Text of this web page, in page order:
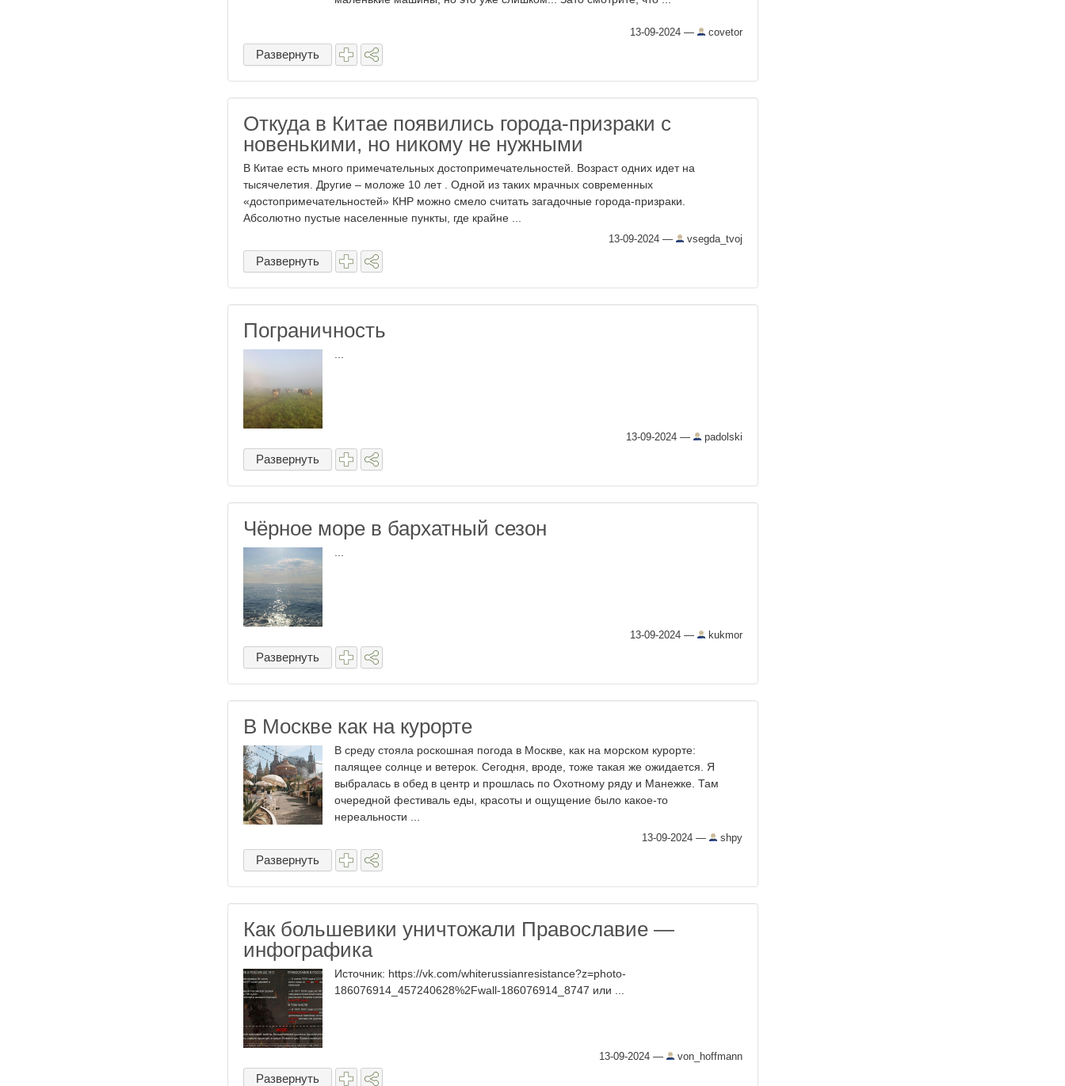
13-09-2024 — covetor
Развернуть
Откуда в Китае появились города-призраки с
новенькими, но никому не нужными
В Китае есть много примечательных достопримечательностей. Возраст одних идет на
тысячелетия. Другие – моложе 10 лет . Одной из таких мрачных современных
«достопримечательностей» КНР можно смело считать загадочные города-призраки.
Абсолютно пустые населенные пункты, где крайне ...
13-09-2024 — vsegda_tvoj
Развернуть
Пограничность
13-09-2024 — padolski
Развернуть
Чёрное море в бархатный сезон
13-09-2024 — kukmor
Развернуть
В Москве как на курорте
В среду стояла роскошная погода в Москве, как на морском курорте:
палящее солнце и ветерок. Сегодня, вроде, тоже такая же ожидается. Я
выбралась в обед в центр и прошлась по Охотному ряду и Манежке. Там
очередной фестиваль еды, красоты и ощущение было какое-то
нереальности ...
13-09-2024 — shpy
Развернуть
Как большевики уничтожали Православие —
инфографика
Источник: https://vk.com/whiterussianresistance?z=photo-
186076914_457240628%2Fwall-186076914_8747 или ...
13-09-2024 — von_hoffmann
Развернуть